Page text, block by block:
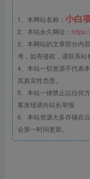
1、本网站名称： 小白
2、本站永久网址：
3、本网站的文章部分内
考，如有侵权，请联系站
4、本站一切资源不代表
其真实性负责。
5、本站一律禁止以任何
客发现请向站长举报
6、本站资源大多存储在
会第一时间更新。